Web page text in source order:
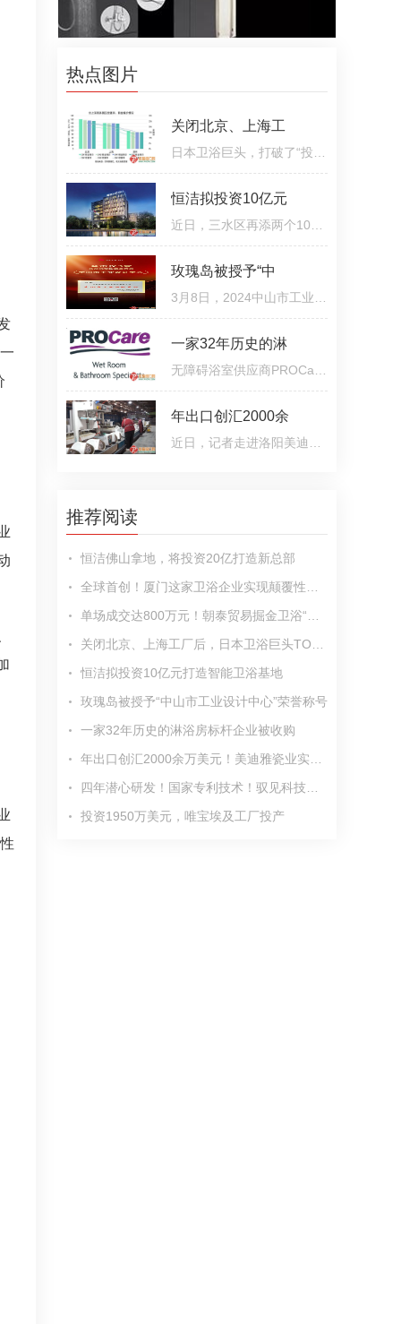
热点图片
关闭北京、上海工
恒洁拟投资10亿元
玫瑰岛被授予“中
一家32年历史的淋
年出口创汇2000余
推荐阅读
恒洁佛山拿地，将投资20亿打造新总部
恒洁拟投资10亿元打造智能卫浴基地
玫瑰岛被授予“中山市工业设计中心”荣誉称号
一家32年历史的淋浴房标杆企业被收购
投资1950万美元，唯宝埃及工厂投产